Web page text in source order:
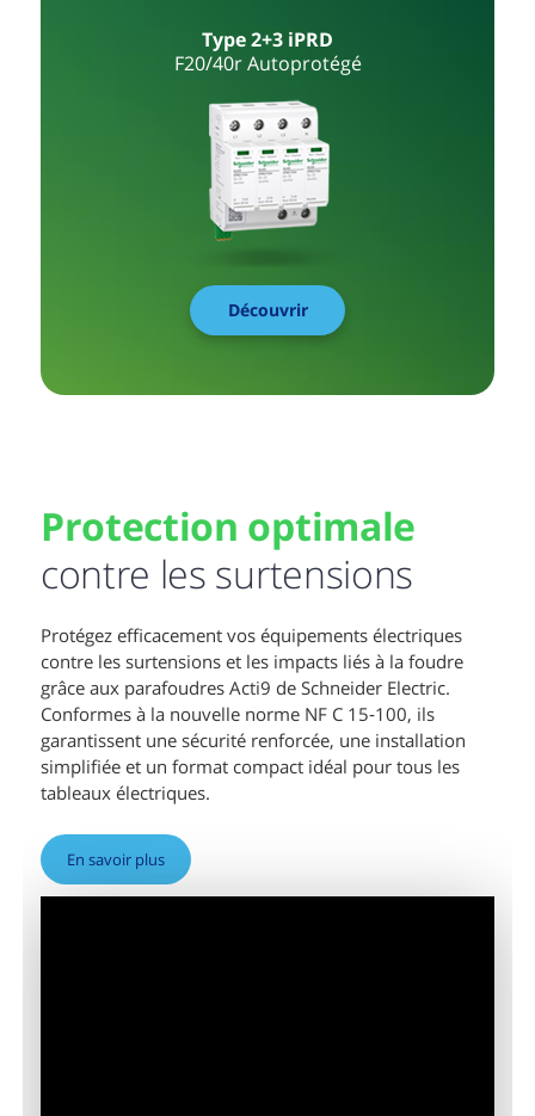
Type 2+3 iPRD
F20/40r Autoprotégé
Découvrir
Protection optimale
contre les surtensions
Protégez efficacement vos équipements électriques
contre les surtensions et les impacts liés à la foudre
grâce aux parafoudres Acti9 de Schneider Electric.
Conformes à la nouvelle norme NF C 15‑100, ils
garantissent une sécurité renforcée, une installation
simplifiée et un format compact idéal pour tous les
tableaux électriques.
En savoir plus